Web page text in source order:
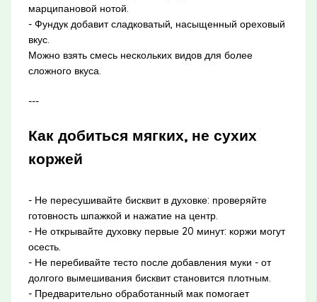
марципановой нотой.
- Фундук добавит сладковатый, насыщенный ореховый
вкус.
Можно взять смесь нескольких видов для более
сложного вкуса.
---
Как добиться мягких, не сухих
коржей
- Не пересушивайте бисквит в духовке: проверяйте
готовность шпажкой и нажатие на центр.
- Не открывайте духовку первые 20 минут: коржи могут
осесть.
- Не перебивайте тесто после добавления муки - от
долгого вымешивания бисквит становится плотным.
- Предварительно обработанный мак помогает